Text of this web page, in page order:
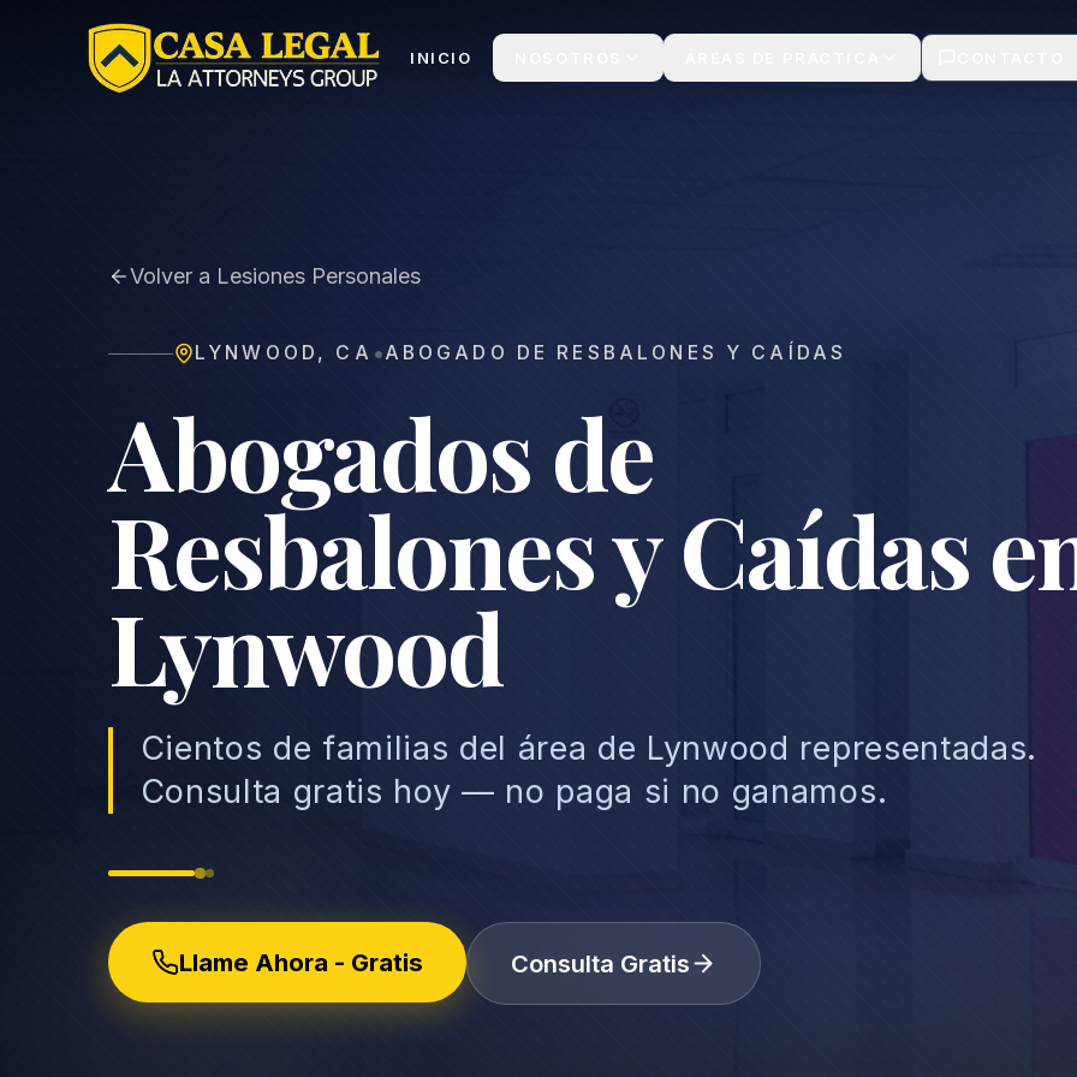
INICIO
Volver a Lesiones Personales
LYNWOOD , CA •ABOGADO DE RESBALONES Y CAÍDAS
Abogados de
Resbalones y Caídas
Lynwood
Cientos de familias del área de Lynwood representadas.
Consulta gratis hoy — no paga si no ganamos.
Llame Ahora - Gratis Consulta Gratis